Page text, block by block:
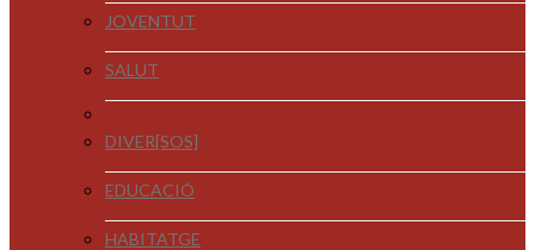
JOVENTUT
SALUT
DIVER[SOS]
EDUCACIÓ
HABITATGE